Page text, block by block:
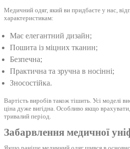
Медичний одяг, який ви придбаєте у нас,
характеристикам:
Має елегантний дизайн;
Пошита із міцних тканин;
Безпечна;
Практична та зручна в носінні;
Зносостійка.
Вартість виробів також тішить. Усі моделі
ціна дуже вигідна. Особливо якщо
тривалий період.
Забарвлення медичної